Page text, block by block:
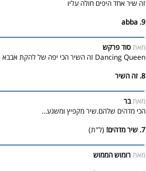
זה שיר אחד היפים חולה עליו
9. abba
מאתסוד פרקש
Dancing Queen זה השיר הכי יפה של להקת אבבא
8. זה השיר
מאתבר
הכי מדהים שלהם.שיר מקפיץ ומשגע...
7. שיר מדהים!
(ל"ת)
מאתרומוש הממוש